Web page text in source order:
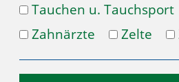
Tauchen u. Tauchsport
Zahnärzte
Zelte